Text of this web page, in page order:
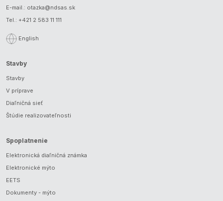
E-mail.: otazka@ndsas.sk
Tel.: +421 2 583 11 111
English
Stavby
Stavby
V príprave
Diaľničná sieť
Štúdie realizovateľnosti
Spoplatnenie
Elektronická diaľničná známka
Elektronické mýto
EETS
Dokumenty - mýto